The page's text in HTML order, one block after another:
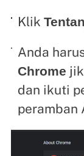
Klik
Anda
Chrome
dan ikuti
peramban